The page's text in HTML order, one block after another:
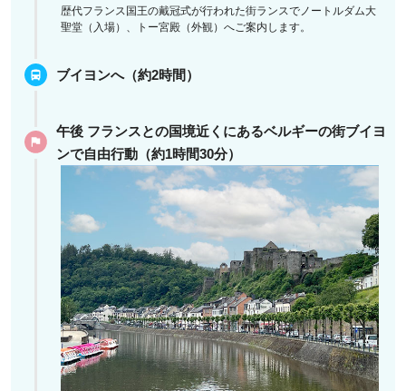
歴代フランス国王の戴冠式が行われた街ランスでノートルダム大
聖堂（入場）、トー宮殿（外観）へご案内します。
ブイヨンへ（約2時間）
午後 フランスとの国境近くにあるベルギーの街ブイヨ
ンで自由行動（約1時間30分）